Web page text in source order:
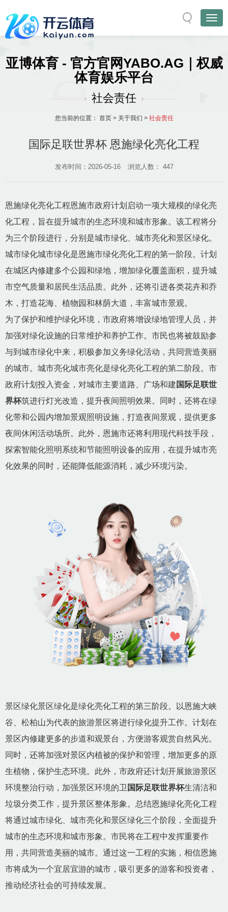
亚博体育 - 官方官网YABO.AG｜权威
体育娱乐平台
社会责任
您当前的位置： 首页> 关于我们 > 社会责任
国际足联世界杯 恩施绿化亮化工程
发布时间：2026-05-16 浏览人数： 447
恩施绿化亮化工程恩施市政府计划启动一项大规模的绿化亮
化工程，旨在提升城市的生态环境和城市形象。该工程将分
为三个阶段进行，分别是城市绿化、城市亮化和景区绿化。
城市绿化城市绿化是恩施市绿化亮化工程的第一阶段。计划
在城区内修建多个公园和绿地，增加绿化覆盖面积，提升城
市空气质量和居民生活品质。此外，还将引进各类花卉和乔
木，打造花海、植物园和林荫大道，丰富城市景观。
为了保护和维护绿化环境，市政府将增设绿地管理人员，并
加强对绿化设施的日常维护和养护工作。市民也将被鼓励参
与到城市绿化中来，积极参加义务绿化活动，共同营造美丽
的城市。城市亮化城市亮化是绿化亮化工程的第二阶段。市
政府计划投入资金，对城市主要道路、广场和建 国际足联世
界杯筑进行灯光改造，提升夜间照明效果。同时，还将在绿
化带和公园内增加景观照明设施，打造夜间景观，提供更多
夜间休闲活动场所。此外，恩施市还将利用现代科技手段，
探索智能化照明系统和节能照明设备的应用，在提升城市亮
化效果的同时，还能降低能源消耗，减少环境污染。
景区绿化景区绿化是绿化亮化工程的第三阶段。以恩施大峡
谷、松柏山为代表的旅游景区将进行绿化提升工作。计划在
景区内修建更多的步道和观景台，方便游客观赏自然风光。
同时，还将加强对景区内植被的保护和管理，增加更多的原
生植物，保护生态环境。此外，市政府还计划开展旅游景区
环境整治行动，加强景区环境的卫 国际足联世界杯生清洁和
垃圾分类工作，提升景区整体形象。总结恩施绿化亮化工程
将通过城市绿化、城市亮化和景区绿化三个阶段，全面提升
城市的生态环境和城市形象。市民将在工程中发挥重要作
用，共同营造美丽的城市。通过这一工程的实施，相信恩施
市将成为一个宜居宜游的城市，吸引更多的游客和投资者，
推动经济社会的可持续发展。